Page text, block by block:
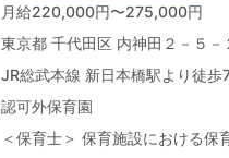
月給220,000円〜275,000円
東京都 千代田区 内神田２－５－
JR総武本線 新日本橋駅より徒歩
認可外保育園
＜保育士＞ 保育施設における保